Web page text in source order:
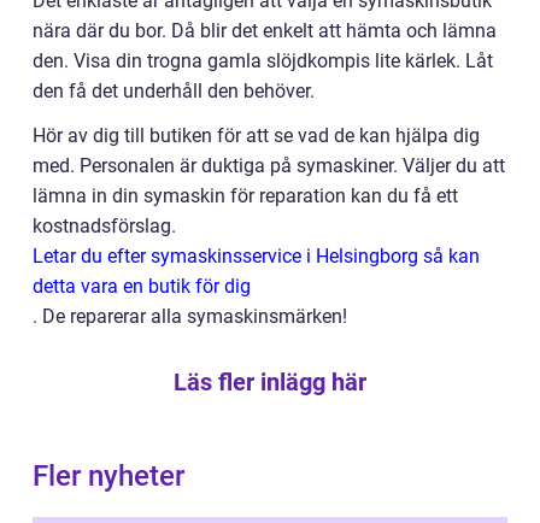
nära där du bor. Då blir det enkelt att hämta och lämna
den. Visa din trogna gamla slöjdkompis lite kärlek. Låt
den få det underhåll den behöver.
Hör av dig till butiken för att se vad de kan hjälpa dig
med. Personalen är duktiga på symaskiner. Väljer du att
lämna in din symaskin för reparation kan du få ett
kostnadsförslag.
Letar du efter symaskinsservice i Helsingborg så kan
detta vara en butik för dig
. De reparerar alla symaskinsmärken!
Läs fler inlägg här
Fler nyheter